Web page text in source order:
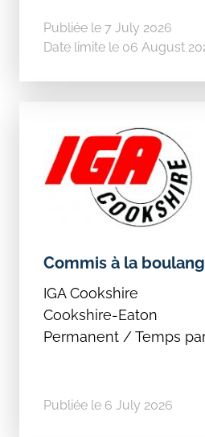
Publiée le 7 July 2026
Date limite le 06 August
Commis à la
IGA Cookshire
Cookshire-Eaton
Permanent / Temps
Publiée le 6 July 2026